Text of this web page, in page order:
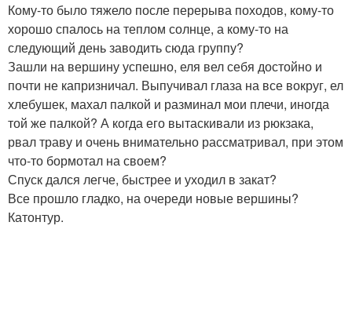
Кому-то было тяжело после перерыва походов, кому-то
хорошо спалось на теплом солнце, а кому-то на
следующий день заводить сюда группу?
Зашли на вершину успешно, еля вел себя достойно и
почти не капризничал. Выпучивал глаза на все вокруг, ел
хлебушек, махал палкой и разминал мои плечи, иногда
той же палкой? А когда его вытаскивали из рюкзака,
рвал траву и очень внимательно рассматривал, при этом
что-то бормотал на своем?
Спуск дался легче, быстрее и уходил в закат?
Все прошло гладко, на очереди новые вершины?
Катонтур.